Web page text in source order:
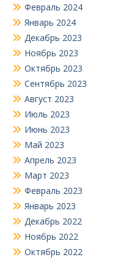
Февраль 2024
Январь 2024
Декабрь 2023
Ноябрь 2023
Октябрь 2023
Сентябрь 2023
Август 2023
Июль 2023
Июнь 2023
Май 2023
Апрель 2023
Март 2023
Февраль 2023
Январь 2023
Декабрь 2022
Ноябрь 2022
Октябрь 2022